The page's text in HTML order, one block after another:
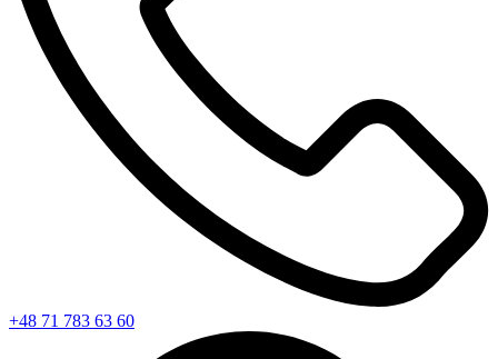
+48 71 783 63 60